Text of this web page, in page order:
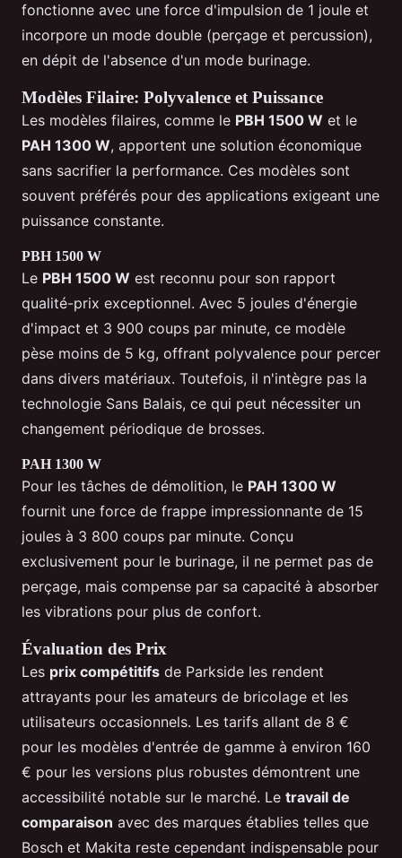
fonctionne avec une force d'impulsion de 1 joule et
incorpore un mode double (perçage et percussion),
en dépit de l'absence d'un mode burinage.
Modèles Filaire: Polyvalence et Puissance
Les modèles filaires, comme le PBH 1500 W et le
PAH 1300 W, apportent une solution économique
sans sacrifier la performance. Ces modèles sont
souvent préférés pour des applications exigeant une
puissance constante.
PBH 1500 W
Le PBH 1500 W est reconnu pour son rapport
qualité-prix exceptionnel. Avec 5 joules d'énergie
d'impact et 3 900 coups par minute, ce modèle
pèse moins de 5 kg, offrant polyvalence pour percer
dans divers matériaux. Toutefois, il n'intègre pas la
technologie Sans Balais, ce qui peut nécessiter un
changement périodique de brosses.
PAH 1300 W
Pour les tâches de démolition, le PAH 1300 W
fournit une force de frappe impressionnante de 15
joules à 3 800 coups par minute. Conçu
exclusivement pour le burinage, il ne permet pas de
perçage, mais compense par sa capacité à absorber
les vibrations pour plus de confort.
Évaluation des Prix
Les prix compétitifs de Parkside les rendent
attrayants pour les amateurs de bricolage et les
utilisateurs occasionnels. Les tarifs allant de 8 €
pour les modèles d'entrée de gamme à environ 160
€ pour les versions plus robustes démontrent une
accessibilité notable sur le marché. Le travail de
comparaison avec des marques établies telles que
Bosch et Makita reste cependant indispensable pour